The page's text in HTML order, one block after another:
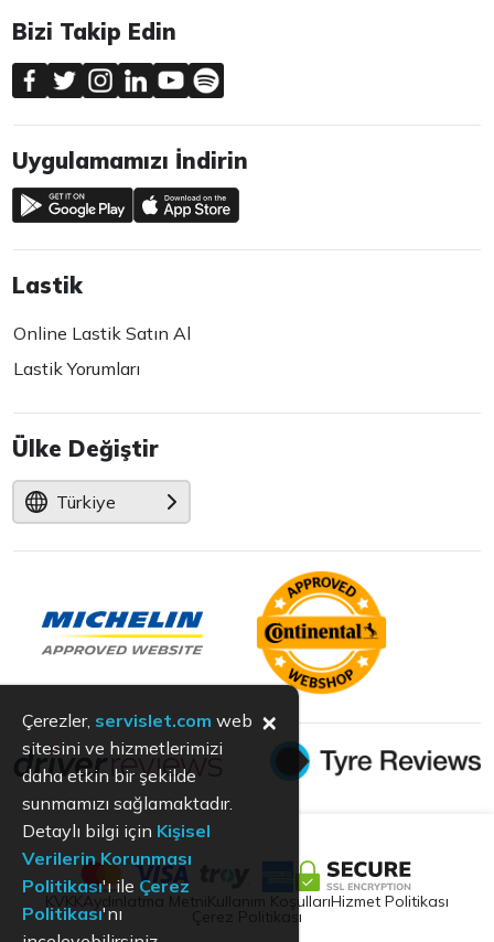
Bizi Takip Edin
Uygulamamızı İndirin
Lastik
Online Lastik Satın Al
Lastik Yorumları
Ülke Değiştir
Türkiye
Aydınlatma Metni Kullanım KoşullarıHizmet Politikası
Çerez Politikası
Çerezler, servislet.com web
sitesini ve hizmetlerimizi
daha etkin bir şekilde
sunmamızı sağlamaktadır.
Detaylı bilgi için Kişisel
Verilerin Korunması
Politikası'ı ile Çerez
Politikası'nı
×